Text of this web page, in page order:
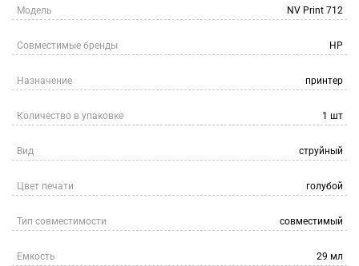
Модель NV Print 712
Совместимые бренды HP
Назначение принтер
Количество в упаковке 1 шт
Вид струйный
Цвет печати голубой
Тип совместимости совместимый
Емкость 29 мл